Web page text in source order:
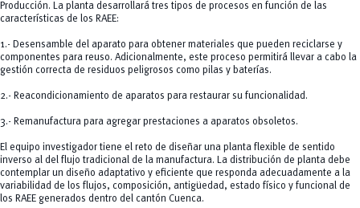
Producción. La planta desarrollará tres tipos de procesos en función de las
características de los RAEE:
1.- Desensamble del aparato para obtener materiales que pueden reciclarse y
componentes para reuso. Adicionalmente, este proceso permitirá llevar a cabo la
gestión correcta de residuos peligrosos como pilas y baterías.
2.- Reacondicionamiento de aparatos para restaurar su funcionalidad.
3.- Remanufactura para agregar prestaciones a aparatos obsoletos.
El equipo investigador tiene el reto de diseñar una planta flexible de sentido
inverso al del flujo tradicional de la manufactura. La distribución de planta debe
contemplar un diseño adaptativo y eficiente que responda adecuadamente a la
variabilidad de los flujos, composición, antigüedad, estado físico y funcional de
los RAEE generados dentro del cantón Cuenca.